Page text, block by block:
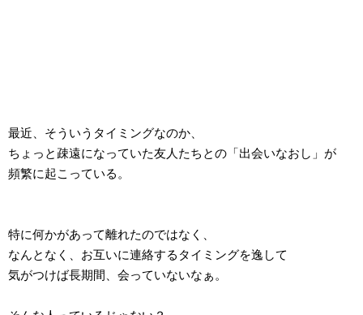
最近、そういうタイミングなのか、
ちょっと疎遠になっていた友人たちとの「出会いなおし」が
頻繁に起こっている。
特に何かがあって離れたのではなく、
なんとなく、お互いに連絡するタイミングを逸して
気がつけば長期間、会っていないなぁ。